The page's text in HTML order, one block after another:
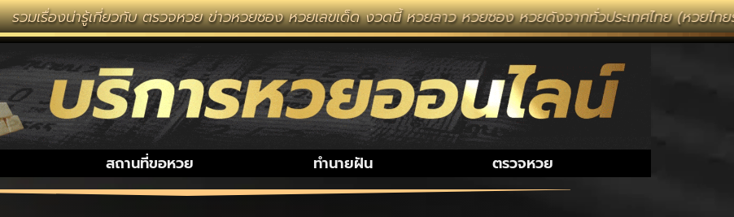
กับ ตรวจหวย ข่าวหวยซอง หวยเลขเด็ด งวดนี้ หวยลาว หวยซอง หวยดังจากทั่วประเทศไทย (หวยไทยรัฐ หวยแม่จำเนียน)
สถานที่ขอหวย ทำนายฝัน ตรวจหวย